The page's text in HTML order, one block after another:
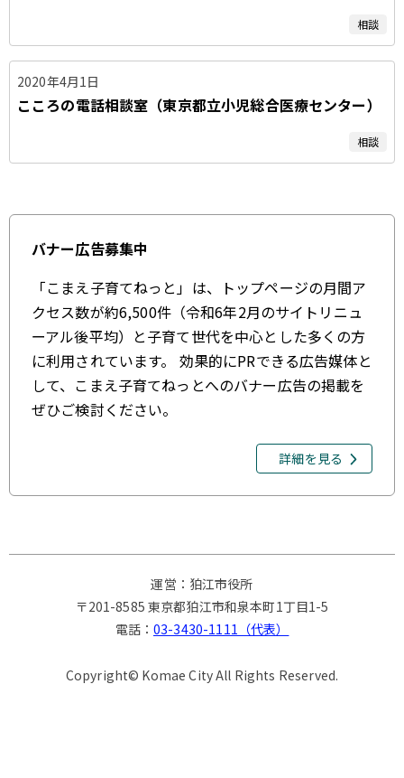
相談
2020年4月1日
こころの電話相談室（東京都立小児総合医療センター）
相談
バナー広告募集中
「こまえ子育てねっと」は、トップページの月間ア
クセス数が約6,500件（令和6年2月のサイトリニュ
ーアル後平均）と子育て世代を中心とした多くの方
に利用されています。 効果的にPRできる広告媒体と
して、こまえ子育てねっとへのバナー広告の掲載を
ぜひご検討ください。
詳細を見る
運営：狛江市役所
〒201-8585 東京都狛江市和泉本町1丁目1-5
電話：03-3430-1111（代表）
Copyright© Komae City All Rights Reserved.